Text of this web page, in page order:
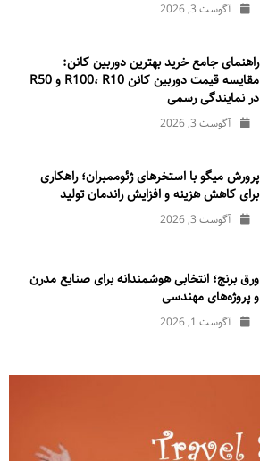
آگوست 3, 2026
راهنمای جامع خرید بهترین دوربین کانن:
مقایسه قیمت دوربین کانن R100، R10 و R50
در نمایندگی رسمی
آگوست 3, 2026
پرورش میگو با استخرهای ژئوممبران؛ راهکاری
برای کاهش هزینه و افزایش راندمان تولید
آگوست 3, 2026
ورق برنج؛ انتخابی هوشمندانه برای صنایع مدرن
و پروژه‌های مهندسی
آگوست 1, 2026